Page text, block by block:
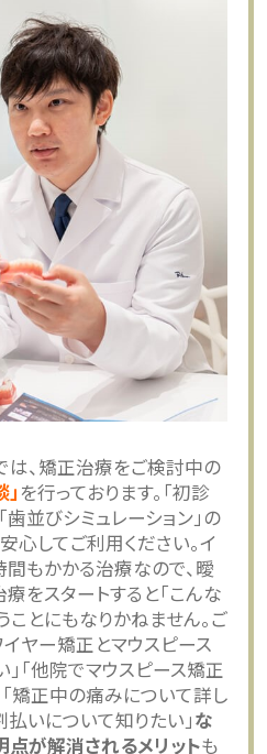
は、矯正治療をご検討中の
を行っております。「初診
歯並びシミュレーション」の
心してご利用ください。イ
もかかる治療なので、曖
をスタートすると「こんな
ことにもなりかねません。ご
イヤー矯正とマウスピース
「他院でマウスピース矯正
矯正中の痛みについて詳し
払いについて知りたい」な
が解消されるメリットも